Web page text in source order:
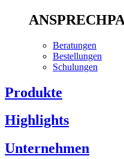
Beratungen
Bestellungen
Schulungen
Produkte
Highlights
Unternehmen